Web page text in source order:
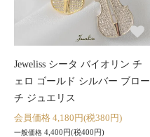
Jeweliss シータ バイオリン チ
ェロ ゴールド シルバー ブロー
チ ジュエリス
会員価格 4,180円(税380円)
一般価格 4,400円(税400円)